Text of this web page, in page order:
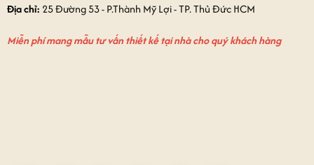
Địa chỉ: 25 Đường 53 - P.Thành Mỹ Lợi - TP. Thủ Đức HCM
Miễn phí mang mẫu tư vấn thiết kế tại nhà cho quý khách hàng